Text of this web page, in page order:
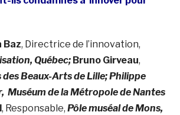
Baz, Directrice de l’innovation,
Québec; Bruno Girveau,
des Beaux-Arts de Lille; Philippe
Muséum de la Métropole de Nantes
, Responsable, Pôle muséal de Mons,